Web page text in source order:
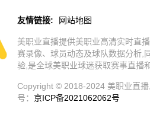
友情链接: 网站地图
美职业直播提供美职业高清实时直
赛录像、球员动态及球队数据分析,
验,是全球美职业球迷获取赛事直播
Copyright © 2018-2024 美职业直
号： 京ICP备2021062062号